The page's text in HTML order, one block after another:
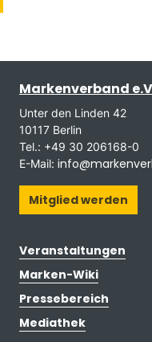
Markenverband
Unter den Linden 42
10117 Berlin
Tel.: +49 30 206168-0
E-Mail:
Mitglied werden
Veranstaltungen
Marken-Wiki
Pressebereich
Mediathek